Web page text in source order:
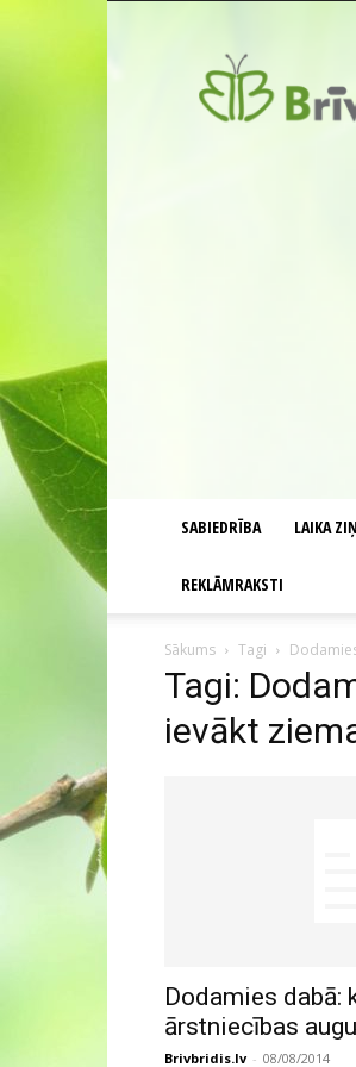
SABIEDRĪBA LAIKA
REKLĀMRAKSTI
Sākums Tagi
Tagi:
ievākt
Dodamies dabā:
ārstniecības
Brivbridis.lv - 08/08/2014